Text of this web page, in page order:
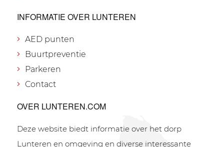
INFORMATIE OVER LUNTEREN
AED punten
Buurtpreventie
Parkeren
Contact
OVER LUNTEREN.COM
Deze website biedt informatie over het dorp
Lunteren en omgeving en diverse interessante